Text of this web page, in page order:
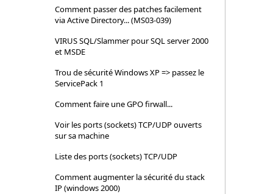
Comment passer des patches facilement
via Active Directory... (MS03-039)
VIRUS SQL/Slammer pour SQL server 2000
et MSDE
Trou de sécurité Windows XP => passez le
ServicePack 1
Comment faire une GPO firwall...
Voir les ports (sockets) TCP/UDP ouverts
sur sa machine
Liste des ports (sockets) TCP/UDP
Comment augmenter la sécurité du stack
IP (windows 2000)